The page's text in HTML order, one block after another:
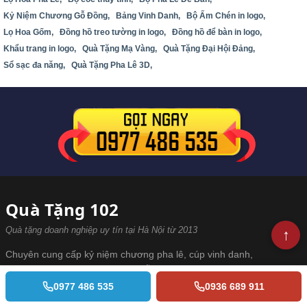
Kỷ Niệm Chương Gỗ Đồng,
Bảng Vinh Danh,
Bộ Ấm Chén in logo,
Lọ Hoa Gốm,
Đồng hồ treo tường in logo,
Đồng hồ để bàn in logo,
Khẩu trang in logo,
Quà Tặng Mạ Vàng,
Quà Tặng Đại Hội Đảng,
Sổ sạc đa năng,
Quà Tặng Pha Lê 3D,
Quà Tặng 102
Quà tặng doanh nghiệp uy tín tại Hà Nội từ 2013
Chuyên cung cấp kỷ niệm chương pha lê, cúp vinh danh,
đồng hồ, bộ ấm chén in logo. Miễn phí thiết kế & sản xuất
tại xưởng riêng — đã đồng hành cùng 1.000+ doanh nghiệp
Việt Nam.
0977 486 535 0936 689 911